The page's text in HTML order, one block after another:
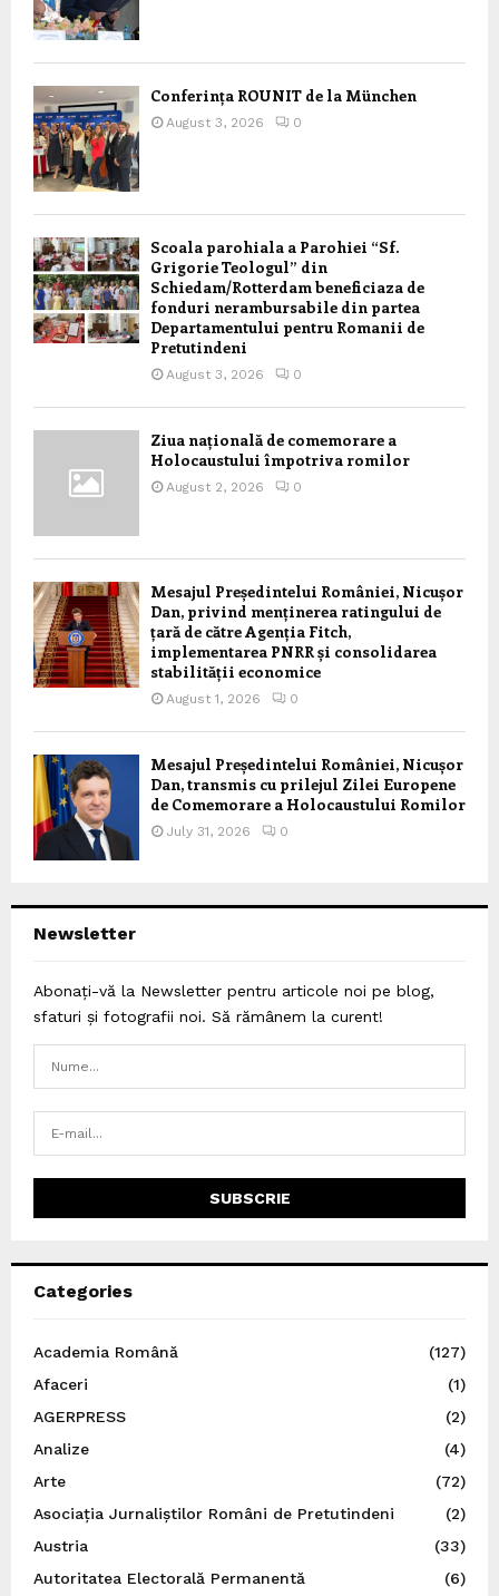
Conferința ROUNIT de la München
August 3, 2026 0
Scoala parohiala a Parohiei “Sf.
Grigorie Teologul” din
Schiedam/Rotterdam beneficiaza de
fonduri nerambursabile din partea
Departamentului pentru Romanii de
Pretutindeni
August 3, 2026 0
Ziua națională de comemorare a
Holocaustului împotriva romilor
August 2, 2026 0
Mesajul Președintelui României, Nicușor
Dan, privind menținerea ratingului de
țară de către Agenția Fitch,
implementarea PNRR și consolidarea
stabilității economice
August 1, 2026 0
Mesajul Președintelui României, Nicușor
Dan, transmis cu prilejul Zilei Europene
de Comemorare a Holocaustului Romilor
July 31, 2026 0
Newsletter
Abonați-vă la Newsletter pentru articole noi pe blog,
sfaturi și fotografii noi. Să rămânem la curent!
Categories
Academia Română
(127)
Afaceri
(1)
AGERPRESS
(2)
Analize
(4)
Arte
(72)
Asociația Jurnaliștilor Români de Pretutindeni
(2)
Austria
(33)
Autoritatea Electorală Permanentă
(6)